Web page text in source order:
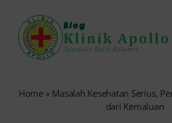
content
Home » Masalah Kesehatan Serius,
dari Kemaluan